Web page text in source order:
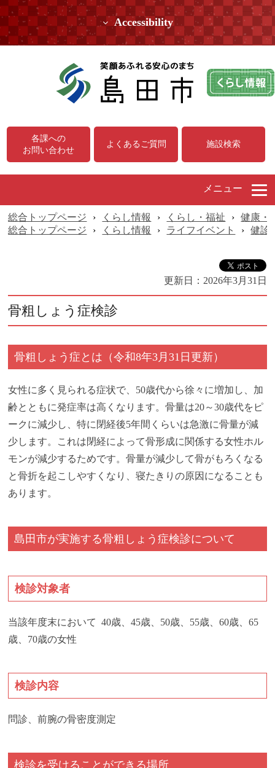
Accessibility
各課への
お問い合わせ
よくあるご質問 施設検索
メニュー
総合トップページ › くらし情報 › くらし・福祉 ›
健康・
総合トップページ
› くらし情報 › ライフイベント › 健診
更新日： 2026年3月31日
骨粗しょう症検診
骨粗しょう症とは（令和8年3月31日更新）
女性に多く見られる症状で、50歳代から徐々に増加し、加
齢とともに発症率は高くなります。骨量は20～30歳代をピ
ークに減少し、特に閉経後5年間くらいは急激に骨量が減
少します。これは閉経によって骨形成に関係する女性ホル
モンが減少するためです。骨量が減少して骨がもろくなる
と骨折を起こしやすくなり、寝たきりの原因になることも
あります。
島田市が実施する骨粗しょう症検診について
検診対象者
当該年度末において 40歳、45歳、50歳、55歳、60歳、65
歳、70歳の女性
検診内容
問診、前腕の骨密度測定
検診を受けることができる場所